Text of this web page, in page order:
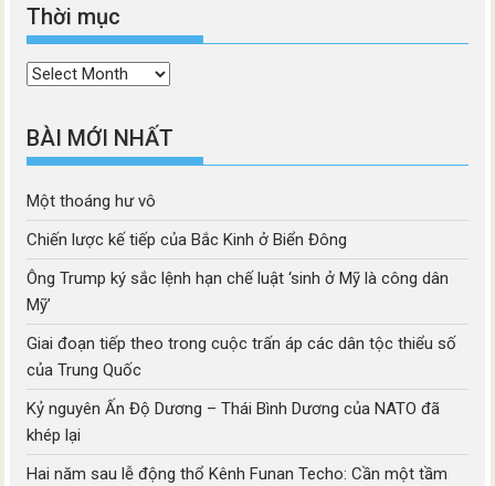
Thời mục
Thời
BÀI MỚI NHẤT
Một thoáng hư vô
Chiến lược kế tiếp của Bắc Kinh ở Biển Đông
Ông Trump ký sắc lệnh hạn chế luật ‘sinh ở Mỹ là công dân
Mỹ’
Giai đoạn tiếp theo trong cuộc trấn áp các dân tộc thiểu số
của Trung Quốc
Kỷ nguyên Ấn Độ Dương – Thái Bình Dương của NATO đã
khép lại
Hai năm sau lễ động thổ Kênh Funan Techo: Cần một tầm